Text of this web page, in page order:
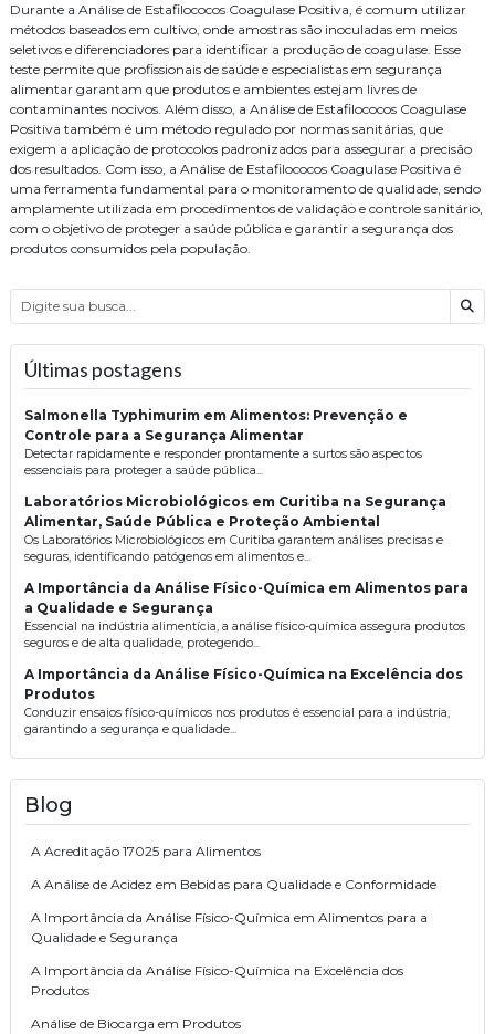
Durante a Análise de Estafilococos Coagulase Positiva, é comum utilizar
métodos baseados em cultivo, onde amostras são inoculadas em meios
seletivos e diferenciadores para identificar a produção de coagulase. Esse
teste permite que profissionais de saúde e especialistas em segurança
alimentar garantam que produtos e ambientes estejam livres de
contaminantes nocivos. Além disso, a Análise de Estafilococos Coagulase
Positiva também é um método regulado por normas sanitárias, que
exigem a aplicação de protocolos padronizados para assegurar a precisão
dos resultados. Com isso, a Análise de Estafilococos Coagulase Positiva é
uma ferramenta fundamental para o monitoramento de qualidade, sendo
amplamente utilizada em procedimentos de validação e controle sanitário,
com o objetivo de proteger a saúde pública e garantir a segurança dos
produtos consumidos pela população.
Últimas postagens
Salmonella Typhimurim em Alimentos: Prevenção e
Controle para a Segurança Alimentar
Detectar rapidamente e responder prontamente a surtos são aspectos
essenciais para proteger a saúde pública...
Laboratórios Microbiológicos em Curitiba na Segurança
Alimentar, Saúde Pública e Proteção Ambiental
Os Laboratórios Microbiológicos em Curitiba garantem análises precisas e
seguras, identificando patógenos em alimentos e...
A Importância da Análise Físico-Química em Alimentos para
a Qualidade e Segurança
Essencial na indústria alimentícia, a análise físico-química assegura produtos
seguros e de alta qualidade, protegendo...
A Importância da Análise Físico-Química na Excelência dos
Produtos
Conduzir ensaios físico-químicos nos produtos é essencial para a indústria,
garantindo a segurança e qualidade...
Blog
A Acreditação 17025 para Alimentos
A Análise de Acidez em Bebidas para Qualidade e Conformidade
A Importância da Análise Físico-Química em Alimentos para a
Qualidade e Segurança
A Importância da Análise Físico-Química na Excelência dos
Produtos
Análise de Biocarga em Produtos